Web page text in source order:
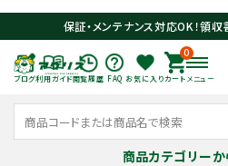
保証・メンテナンス対応OK！領
ブログ利用ガイド閲覧履歴 FAQ お気に入り
0
カート メニュー
商品カテゴリーか